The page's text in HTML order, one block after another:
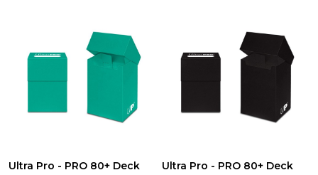
Ultra Pro - PRO 80+ Deck
Ultra Pro - PRO 80+ Deck